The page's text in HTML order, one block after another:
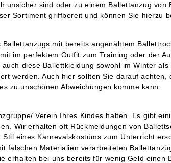
sind oder zu einem Ballettanzug von
Sortiment griffbereit und können Sie hierzu
mit bereits angenähtem
im perfektem Outfit zum Training oder der
diese Ballettkleidung sowohl im Winter
werden. Auch hier sollten Sie darauf achten,
zu unschönen Abweichungen komme kann.
Verein Ihres Kindes halten. Es gibt
Wir erhalten oft Rückmeldungen von
eines Karnevalskostüms zum Unterricht
falschen Materialien verarbeiteten
erhalten bei uns bereits für wenig Geld einen